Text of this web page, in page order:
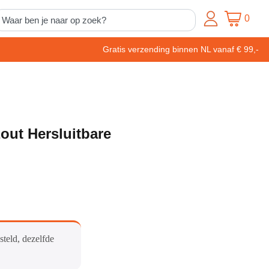
0
Gratis verzending binnen NL vanaf € 99,-
Hersluitbare
dezelfde